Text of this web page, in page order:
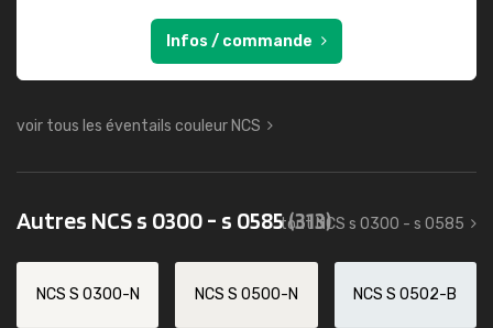
Infos / commande
voir tous les éventails couleur NCS
Autres NCS s 0300 - s 0585(313)
tout NCS s 0300 - s 0585
NCS S 0300-N NCS S 0500-N NCS S 0502-B